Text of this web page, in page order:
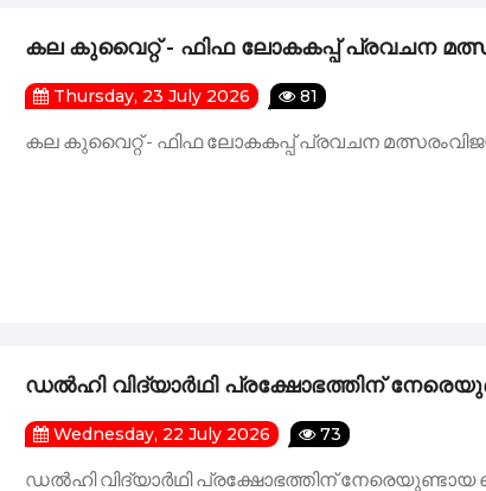
കല കുവൈറ്റ്‌ ഫിലിം ഫെസ്റ്റിവൽ ജൂറി
കല കുവൈറ്റ് - ഫിഫ ലോകകപ്പ് പ്രവചന
Thursday, 23 July 2026 81
കല കുവൈറ്റ് - ഫിഫ ലോകകപ്പ് പ്രവചന
ഡൽഹി വിദ്യാർഥി പ്രക്ഷോഭത്തിന്
Wednesday, 22 July 2026 73
ഡൽഹി വിദ്യാർഥി പ്രക്ഷോഭത്തിന്